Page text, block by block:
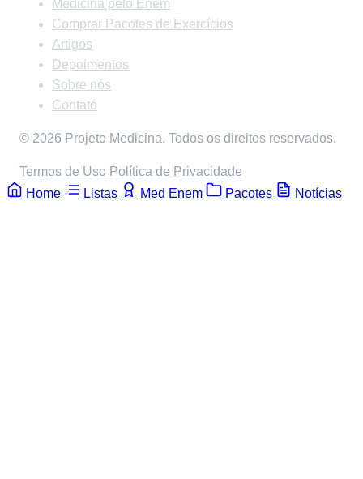
Medicina pelo Enem
Comprar Pacotes de Exercícios
Artigos
Depoimentos
Sobre nós
Contato
© 2026 Projeto Medicina. Todos os direitos reservados.
Termos de Uso Política de Privacidade
Home
Listas Med Enem Pacotes Notícias